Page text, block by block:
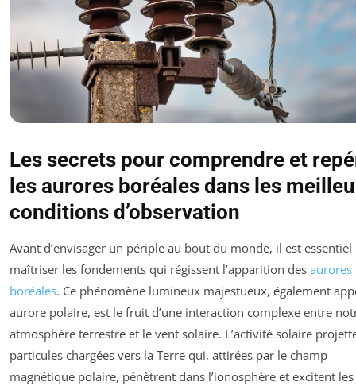
Les secrets pour comprendre et
les aurores boréales dans les
conditions d’observation
Avant d’envisager un périple au bout du monde, il est essentiel
maîtriser les fondements qui régissent l’apparition des aurores
boréales. Ce phénomène lumineux majestueux, également
aurore polaire, est le fruit d’une interaction complexe entre
atmosphère terrestre et le vent solaire. L’activité solaire
particules chargées vers la Terre qui, attirées par le champ
magnétique polaire, pénètrent dans l’ionosphère et excitent les